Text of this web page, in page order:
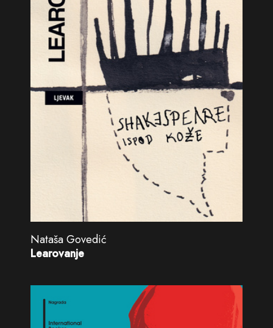
Nataša Govedić
Learovanje